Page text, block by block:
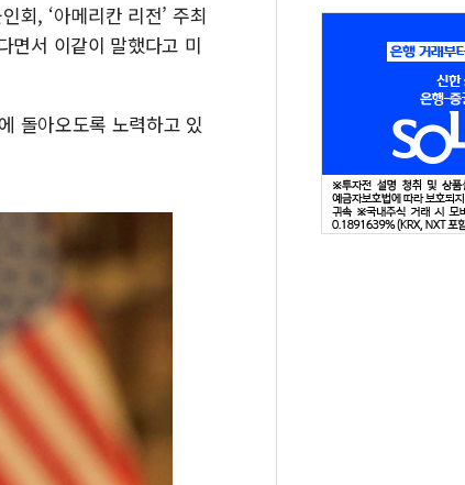
인제 용대리 계곡서 수위 상승으로 피서객 7명 고립…전원 구조
회, ‘아메리칸 리전’ 주최
면서 이같이 말했다고 미
돌아오도록 노력하고 있